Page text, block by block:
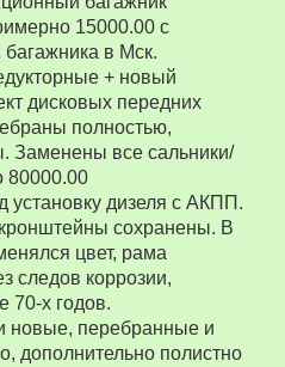
15000.00 с
багажника в Мск.
+ новый
дисковых передних
полностью,
Заменены все сальники/
80000.00
установку дизеля с АКПП.
сохранены. В
цвет, рама
следов коррозии,
70-х годов.
новые, перебранные и
дополнительно полистно